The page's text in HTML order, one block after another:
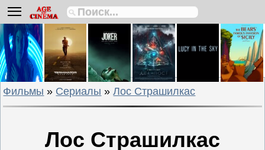
Биографии
Боевики
Вестерны
Военные
Детективы
Драмы
Комедии
Фильмы » Сериалы »Лос Страшилкас
Лос Страшилкас